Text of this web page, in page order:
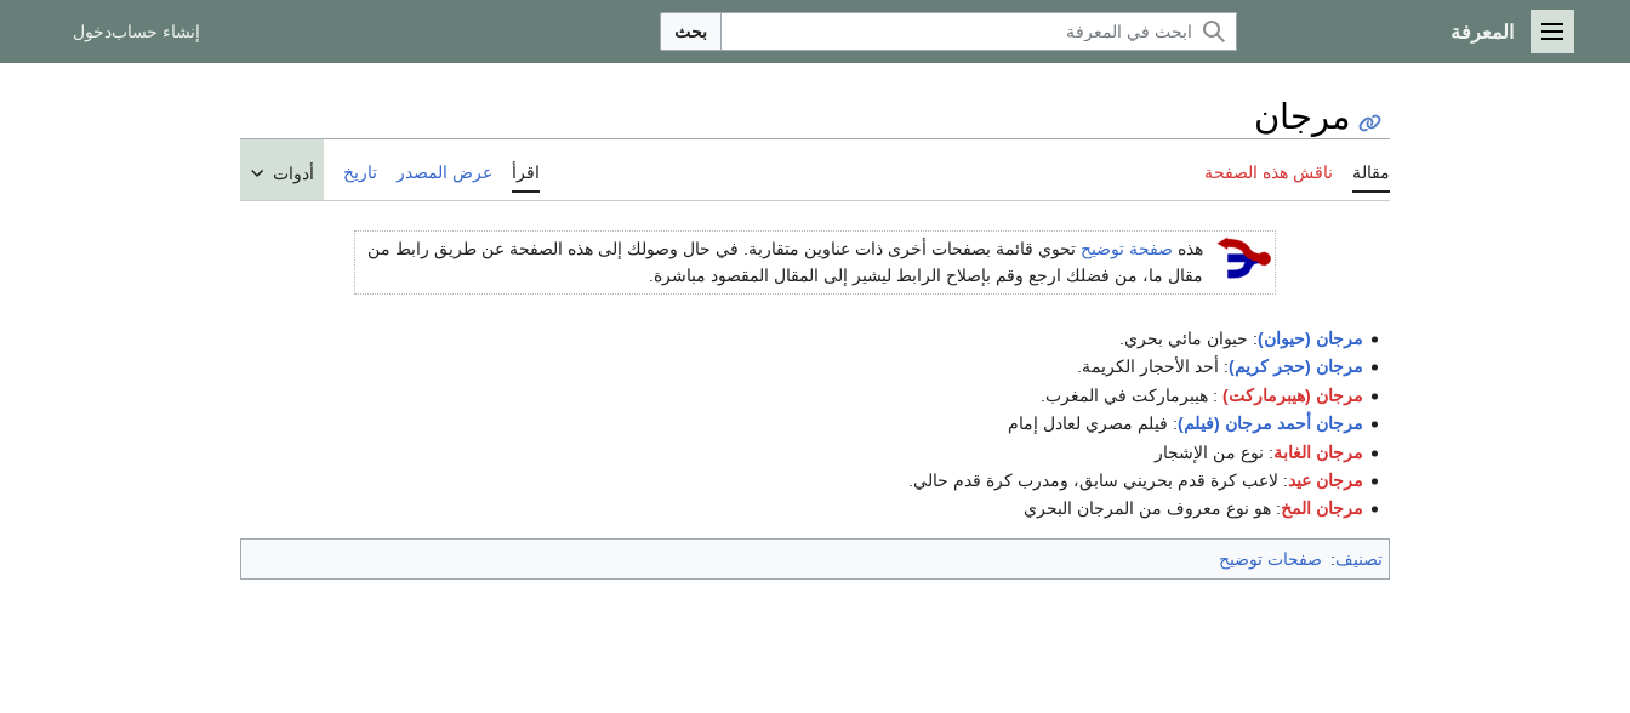
القائمة الرئيسية
المعرفة بحث إنشاء حسابدخول
مرجان
مقالة ناقش هذه الصفحة اقرأ عرض المصدر تاريخ أدوات
هذه صفحة توضيح تحوي قائمة بصفحات أخرى ذات عناوين متقاربة. في حال وصولك إلى هذه الصفحة عن طريق رابط من
مقال ما، من فضلك ارجع وقم بإصلاح الرابط ليشير إلى المقال المقصود مباشرة.
مرجان (حيوان): حيوان مائي بحري.
مرجان (حجر كريم): أحد الأحجار الكريمة.
مرجان (هيبرماركت) : هيبرماركت في المغرب.
مرجان أحمد مرجان (فيلم): فيلم مصري لعادل إمام
مرجان الغابة: نوع من الإشجار
مرجان عيد: لاعب كرة قدم بحريني سابق، ومدرب كرة قدم حالي.
مرجان المخ: هو نوع معروف من المرجان البحري
تصنيف: صفحات توضيح